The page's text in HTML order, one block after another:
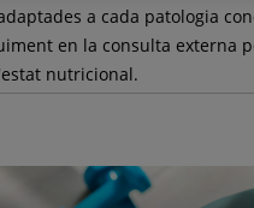
a cada patologia
en la consulta externa
nutricional.